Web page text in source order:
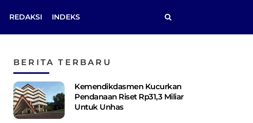
REDAKSI INDEKS
BERITA TERBARU
Kemendikdasmen Kucurkan
Pendanaan Riset Rp31,3 Miliar
Untuk Unhas